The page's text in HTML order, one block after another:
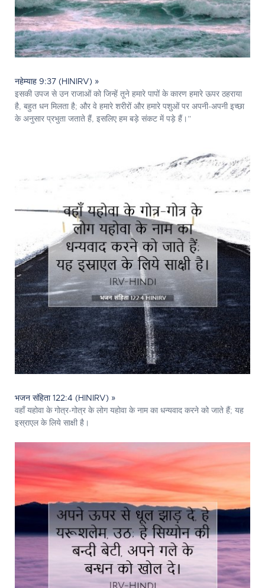
नहेम्याह 9:37 (HINIRV) »
इसकी उपज से उन राजाओं को जिन्हें तूने हमारे पापों के कारण हमारे ऊपर ठहराया
है, बहुत धन मिलता है; और वे हमारे शरीरों और हमारे पशुओं पर अपनी-अपनी इच्छा
के अनुसार प्रभुता जताते हैं, इसलिए हम बड़े संकट में पड़े हैं।”
भजन संहिता 122:4 (HINIRV) »
वहाँ यहोवा के गोत्र-गोत्र के लोग यहोवा के नाम का धन्यवाद करने को जाते हैं; यह
इस्राएल के लिये साक्षी है।